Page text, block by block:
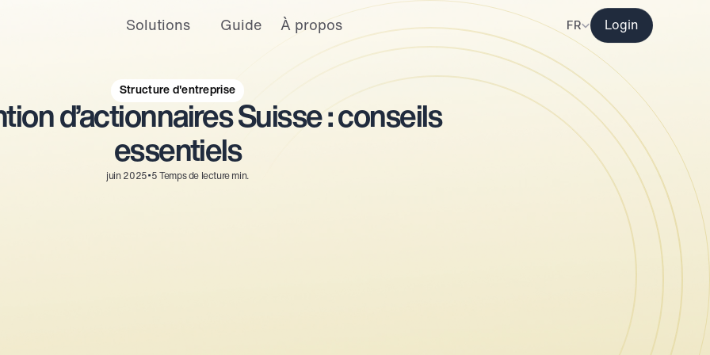
conviviale ainsi que des annonces et des offres personnalisées.
du cookies Accepter Refuser
Solutions Guide À propos
Select Language
FR Login
Structure d'entreprise
d’actionnaires Suisse : conseils
essentiels
juin 2025•5 Temps de lecture min.